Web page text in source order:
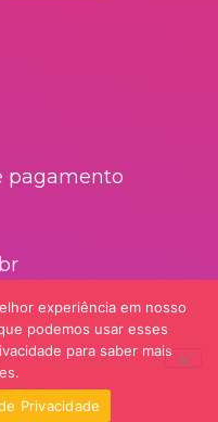
pagamento​
experiência em nosso
podemos usar esses
para saber mais
Privacidade